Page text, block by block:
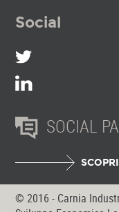
Social
SOCIAL
© 2016 - Carnia